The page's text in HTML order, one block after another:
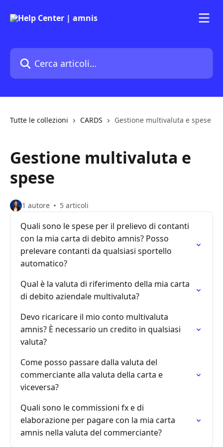
Cerca articoli…
Tutte le collezioni CARDS Gestione multivaluta e spese
Gestione multivaluta e
spese
1 autore 5 articoli
Quali sono le spese per il prelievo di contanti
con la mia carta di debito amnis? Posso
prelevare contanti da qualsiasi sportello
automatico?
Qual è la valuta di riferimento della mia carta
di debito aziendale multivaluta?
Devo ricaricare il mio conto multivaluta
amnis? È necessario un credito in qualsiasi
valuta?
Come posso passare dalla valuta del
commerciante alla valuta della carta e
viceversa?
Quali sono le commissioni fx e di
elaborazione per pagare con la mia carta
amnis nella valuta del commerciante?